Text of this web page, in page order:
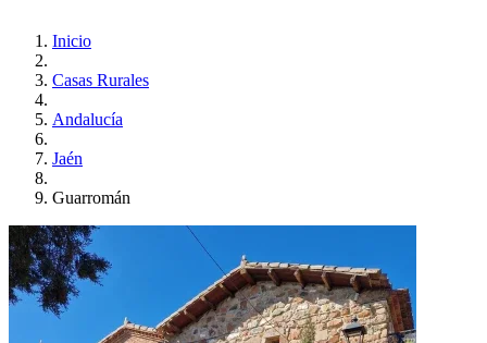
Inicio
Casas Rurales
Andalucía
Jaén
Guarromán